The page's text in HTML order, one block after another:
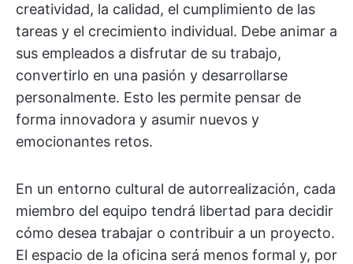
creatividad, la calidad, el cumplimiento de las
tareas y el crecimiento individual. Debe animar a
sus empleados a disfrutar de su trabajo,
convertirlo en una pasión y desarrollarse
personalmente. Esto les permite pensar de
forma innovadora y asumir nuevos y
emocionantes retos.
En un entorno cultural de autorrealización, cada
miembro del equipo tendrá libertad para decidir
cómo desea trabajar o contribuir a un proyecto.
El espacio de la oficina será menos formal y, por